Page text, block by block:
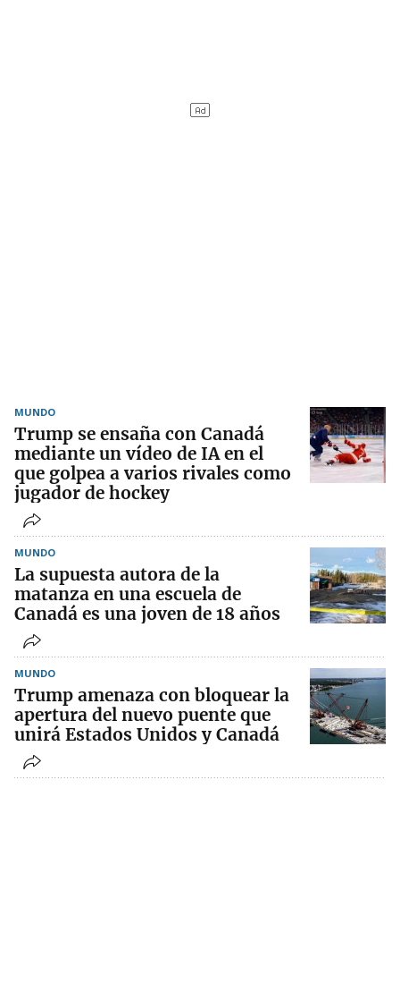
MUNDO
Trump se ensaña con Canadá
mediante un vídeo de IA en el
que golpea a varios rivales como
jugador de hockey
MUNDO
La supuesta autora de la
matanza en una escuela de
Canadá es una joven de 18 años
MUNDO
Trump amenaza con bloquear la
apertura del nuevo puente que
unirá Estados Unidos y Canadá